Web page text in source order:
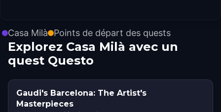
Casa Milà Points de départ des quests
Explorez Casa Milà avec un
quest Questo
Gaudi's Barcelona: The Artist's
Masterpieces